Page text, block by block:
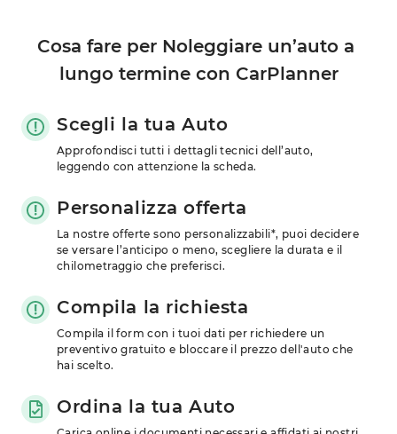
Cosa fare per Noleggiare un’auto a
lungo termine con CarPlanner
Scegli la tua Auto
Approfondisci tutti i dettagli tecnici dell’auto,
leggendo con attenzione la scheda.
Personalizza offerta
La nostre offerte sono personalizzabili*, puoi decidere
se versare l’anticipo o meno, scegliere la durata e il
chilometraggio che preferisci.
Compila la richiesta
Compila il form con i tuoi dati per richiedere un
preventivo gratuito e bloccare il prezzo dell'auto che
hai scelto.
Ordina la tua Auto